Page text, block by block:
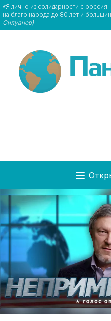
«Я лично из солидарности с
на благо народа до 80 лет и
Силуанов)